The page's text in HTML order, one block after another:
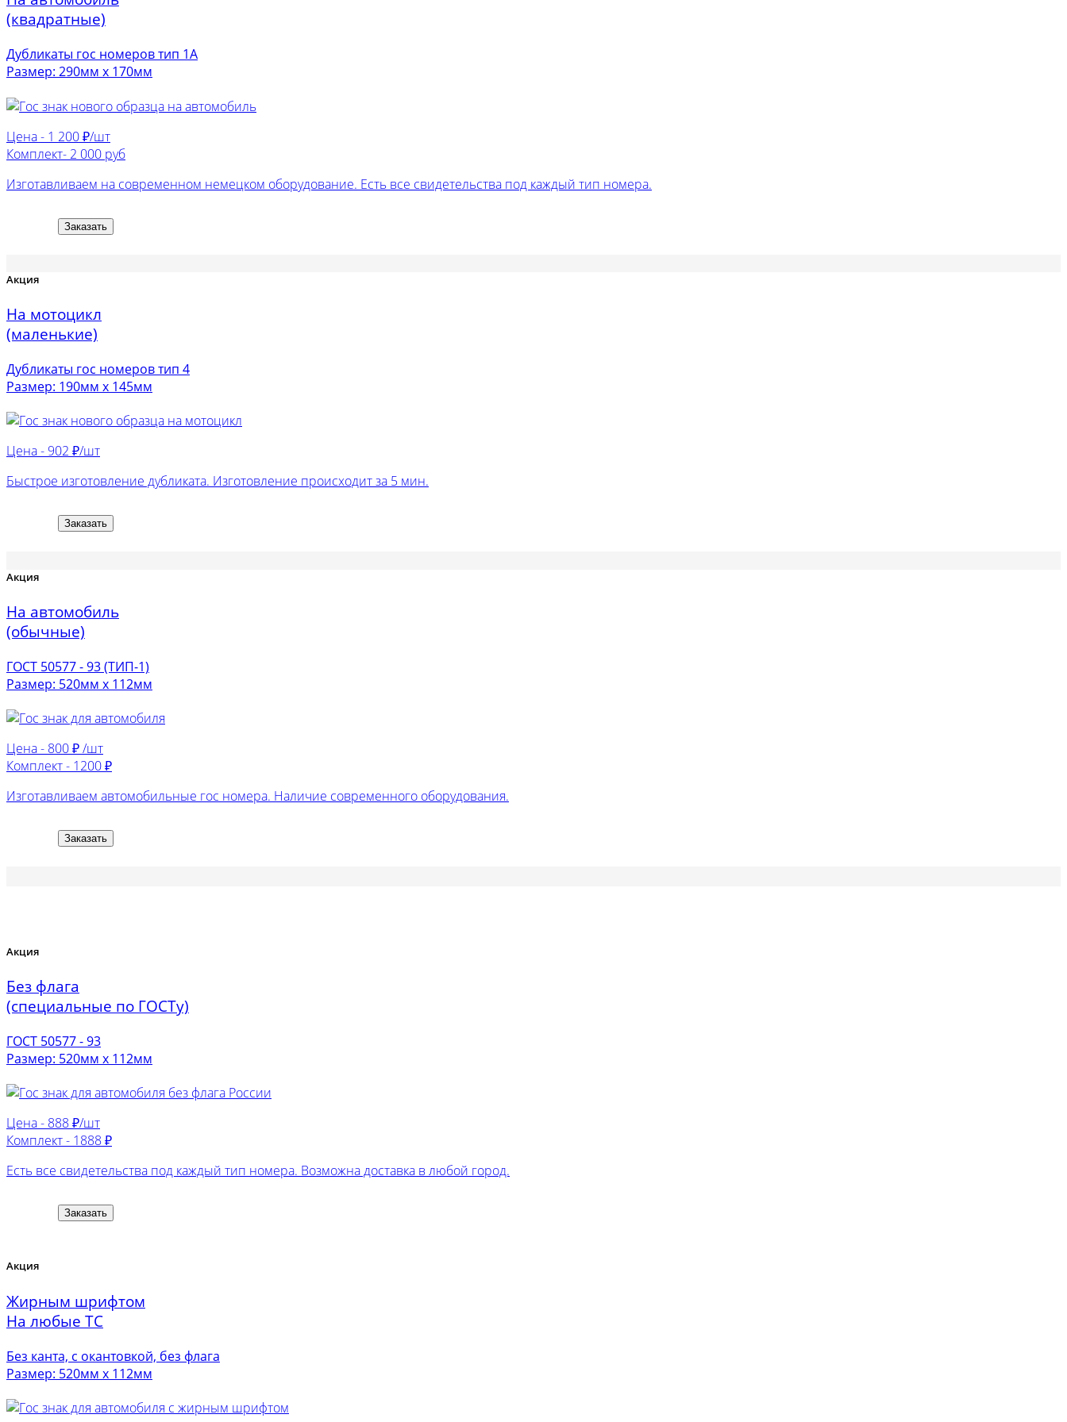
(квадратные)
Дубликаты гос номеров тип 1А
Размер: 290мм х 170мм
Цена - 1 200 ₽/шт
Комплект- 2 000 руб
Изготавливаем на современном немецком оборудование. Есть все свидетельства под каждый тип номера.
Заказать
Акция
На мотоцикл
(маленькие)
Дубликаты гос номеров тип 4
Размер: 190мм х 145мм
Цена - 902 ₽/шт
Быстрое изготовление дубликата. Изготовление происходит за 5 мин.
Заказать
Акция
На автомобиль
(обычные)
ГОСТ 50577 - 93 (ТИП-1)
Размер: 520мм х 112мм
Цена - 800 ₽ /шт
Комплект - 1200 ₽
Изготавливаем автомобильные гос номера. Наличие современного оборудования.
Заказать
Акция
Без флага
(специальные по ГОСТу)
ГОСТ 50577 - 93
Размер: 520мм х 112мм
Цена - 888 ₽/шт
Комплект - 1888 ₽
Есть все свидетельства под каждый тип номера. Возможна доставка в любой город.
Заказать
Акция
Жирным шрифтом
На любые ТС
Без канта, с окантовкой, без флага
Размер: 520мм х 112мм